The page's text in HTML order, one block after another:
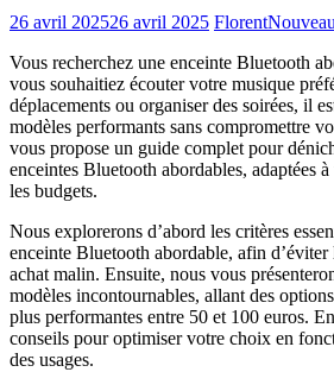
26 avril 202526 avril 2025 Florent
Vous recherchez une enceinte Bluetooth
vous souhaitiez écouter votre musique
déplacements ou organiser des soirées, il
modèles performants sans compromettre
vous propose un guide complet pour
enceintes Bluetooth abordables, adaptées
les budgets.
Nous explorerons d’abord les critères
enceinte Bluetooth abordable, afin d’éviter
achat malin. Ensuite, nous vous
modèles incontournables, allant des
plus performantes entre 50 et 100 euros.
conseils pour optimiser votre choix en
des usages.